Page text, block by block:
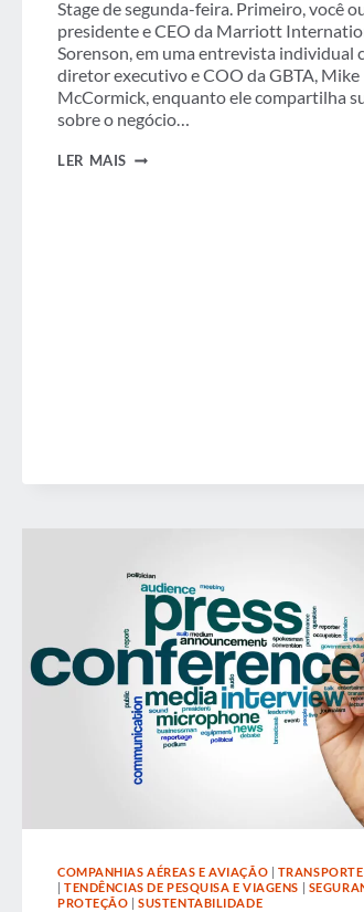
Stage de segunda-feira. Primeiro, você
presidente e CEO da Marriott
Sorenson, em uma entrevista individual
diretor executivo e COO da GBTA, Mike
McCormick, enquanto ele compartilha
sobre o negócio…
LER MAIS PODCAST:
COMPANHIAS AÉREAS E AVIAÇÃO
TRANSPORTE
|TENDÊNCIAS DE PESQUISA E VIAGENS
PROTEÇÃO |SUSTENTABILIDADE